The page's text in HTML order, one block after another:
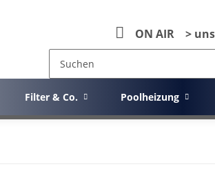
ON AIR >
Filter & Co. Poolheizung